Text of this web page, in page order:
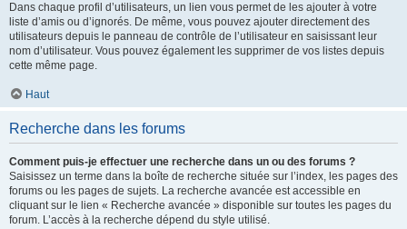
Dans chaque profil d’utilisateurs, un lien vous permet de les ajouter à votre
liste d’amis ou d’ignorés. De même, vous pouvez ajouter directement des
utilisateurs depuis le panneau de contrôle de l’utilisateur en saisissant leur
nom d’utilisateur. Vous pouvez également les supprimer de vos listes depuis
cette même page.
Haut
Recherche dans les forums
Comment puis-je effectuer une recherche dans un ou des forums ?
Saisissez un terme dans la boîte de recherche située sur l’index, les pages des
forums ou les pages de sujets. La recherche avancée est accessible en
cliquant sur le lien « Recherche avancée » disponible sur toutes les pages du
forum. L’accès à la recherche dépend du style utilisé.